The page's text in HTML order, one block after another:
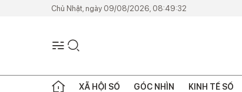
Chủ Nhật, ngày 09/08/2026, 08:49:32
XÃ HỘI SỐ GÓC NHÌN KINH TẾ SỐ